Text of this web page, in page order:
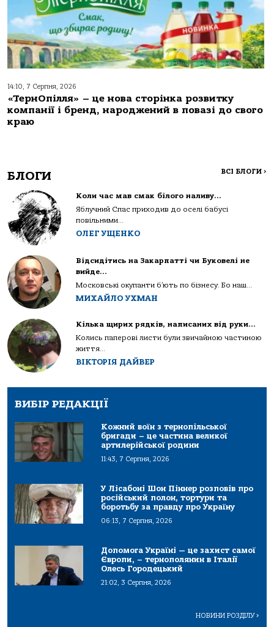
14:10, 7 Серпня, 2026
«ТернОпілля» – це нова сторінка розвитку
компанії і бренд, народжений в повазі до свого
краю
БЛОГИ ВСІ БЛОГИ >
Коли час мав смак білого наливу…
Яблучний Спас приходив до оселі бабусі
повільними...
ОЛЕГ УЩЕНКО
Відсидітись на Закарпатті чи Буковелі не
вийде…
Московські окупанти б’ють по бізнесу. Бо наш...
МИХАЙЛО УХМАН
Кілька щирих рядків, написаних від руки…
Колись паперові листи були звичайною частиною
життя...
ВІКТОРІЯ ДАЙВЕР
ВИБІР РЕДАКЦІЇ
Кожний воїн з тернопільської
бригади – це частина великої
артилерійської родини
11:43, 7 Серпня, 2026
У Лісабоні Шон Піннер розповів про
російський полон, тортури та
боротьбу за правду про Україну
06:13, 7 Серпня, 2026
Допомога Україні — це захист самої
Європи, – тернополянин в Італії
Олесь Городецький
21:02, 3 Серпня, 2026
НОВИНИ РОЗДІЛУ>